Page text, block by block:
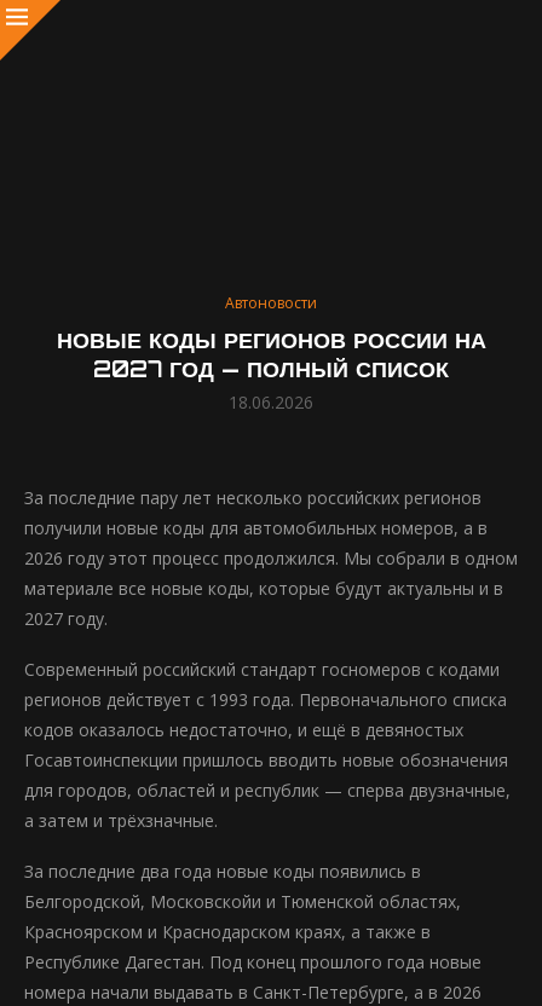
Автоновости
НОВЫЕ КОДЫ РЕГИОНОВ РОССИИ НА
2027 ГОД — ПОЛНЫЙ СПИСОК
18.06.2026
За последние пару лет несколько российских регионов
получили новые коды для автомобильных номеров, а в
2026 году этот процесс продолжился. Мы собрали в одном
материале все новые коды, которые будут актуальны и в
2027 году.
Современный российский стандарт госномеров с кодами
регионов действует с 1993 года. Первоначального списка
кодов оказалось недостаточно, и ещё в девяностых
Госавтоинспекции пришлось вводить новые обозначения
для городов, областей и республик — сперва двузначные,
а затем и трёхзначные.
За последние два года новые коды появились в
Белгородской, Московскойи и Тюменской областях,
Красноярском и Краснодарском краях, а также в
Республике Дагестан. Под конец прошлого года новые
номера начали выдавать в Санкт-Петербурге, а в 2026